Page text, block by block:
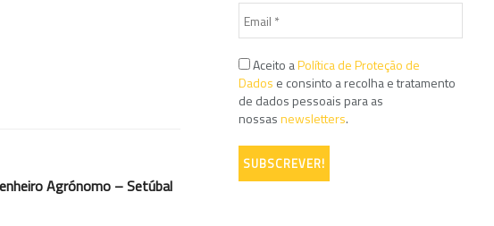
Agrónomo – Setúbal
Aceito aPolítica de Proteção de
Dados e consinto a recolha e tratamento
de dados pessoais para as
nossasnewsletters.